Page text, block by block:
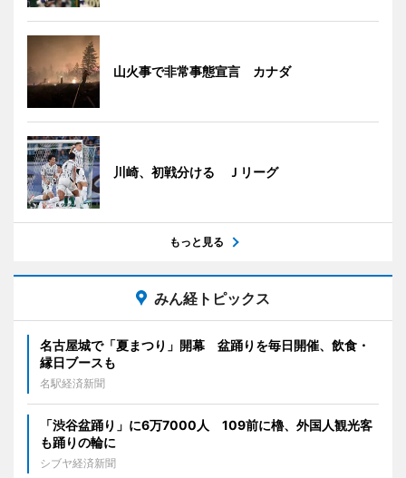
山火事で非常事態宣言 カナダ
川崎、初戦分ける Ｊリーグ
もっと見る
みん経トピックス
名古屋城で「夏まつり」開幕 盆踊りを毎日開催、飲食・
縁日ブースも
名駅経済新聞
「渋谷盆踊り」に6万7000人 109前に櫓、外国人観光客
も踊りの輪に
シブヤ経済新聞